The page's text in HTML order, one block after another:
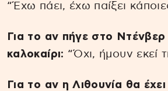
“Έχω πάει, έχω παίξει
Για το αν πήγε στο
καλοκαίρι: “Όχι, ήμουν εκεί
Για το αν η Λιθουνία θα